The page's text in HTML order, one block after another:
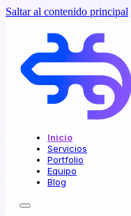
Saltar al contenido principal
Inicio
Servicios
Portfolio
Equipo
Blog